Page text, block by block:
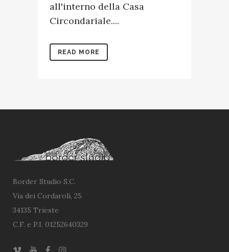
all'interno della Casa
Circondariale....
READ MORE
Border Studio S.C.
Via dei Cordaroli, 25
34135 Trieste
C.F. e P.I. 01252640329